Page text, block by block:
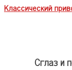
Классический
Сглаз и